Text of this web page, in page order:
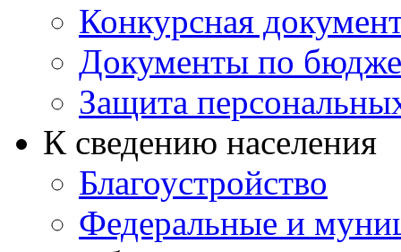
Конкурсная
Документы по
Защита
К сведению населения
Благоустройство
Федеральные и